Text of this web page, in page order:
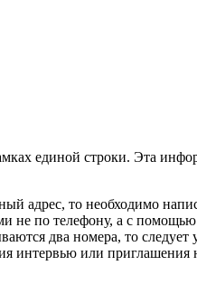
единой строки. Эта
то необходимо
не по телефону, а с
два номера, то
или приглашения